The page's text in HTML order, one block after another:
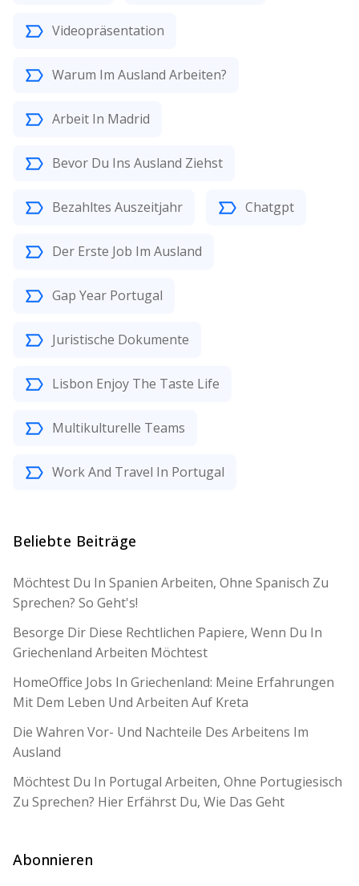
Videopräsentation
Warum Im Ausland Arbeiten?
Arbeit In Madrid
Bevor Du Ins Ausland Ziehst
Bezahltes Auszeitjahr Chatgpt
Der Erste Job Im Ausland
Gap Year Portugal
Juristische Dokumente
Lisbon Enjoy The Taste Life
Multikulturelle Teams
Work And Travel In Portugal
Beliebte Beiträge
Möchtest Du In Spanien Arbeiten, Ohne Spanisch Zu
Sprechen? So Geht's!
Besorge Dir Diese Rechtlichen Papiere, Wenn Du In
Griechenland Arbeiten Möchtest
HomeOffice Jobs In Griechenland: Meine Erfahrungen
Mit Dem Leben Und Arbeiten Auf Kreta
Die Wahren Vor- Und Nachteile Des Arbeitens Im
Ausland
Möchtest Du In Portugal Arbeiten, Ohne Portugiesisch
Zu Sprechen? Hier Erfährst Du, Wie Das Geht
Abonnieren